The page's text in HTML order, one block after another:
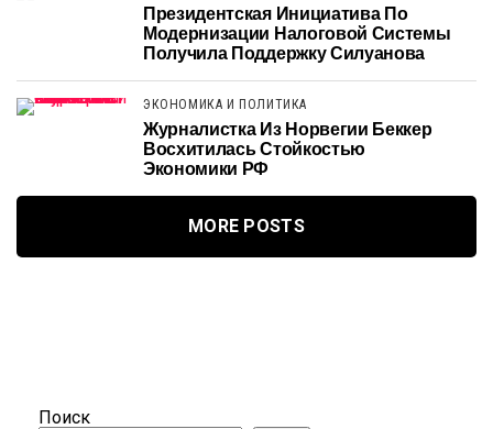
Президентская Инициатива По
Модернизации Налоговой Системы
Получила Поддержку Силуанова
ЭКОНОМИКА И ПОЛИТИКА
Журналистка Из Норвегии Беккер
Восхитилась Стойкостью
Экономики РФ
MORE POSTS
Поиск